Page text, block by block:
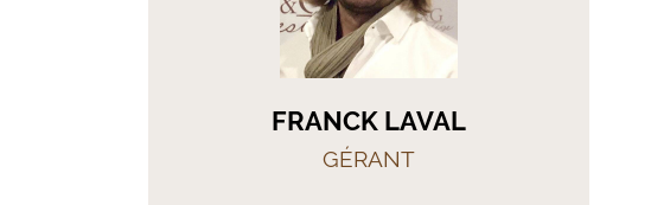
FRANCK LAVAL
GÉRANT